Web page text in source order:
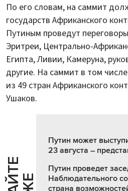
По его словам, на саммит
государств Африканского
Путиным проведут
Эритреи, Центрально-
Египта, Ливии, Камеруна,
другие. На саммит в том
из 49 стран Африканского
Ушаков.
Путин может
23 августа –
Путин проведет
Наблюдательного
страна